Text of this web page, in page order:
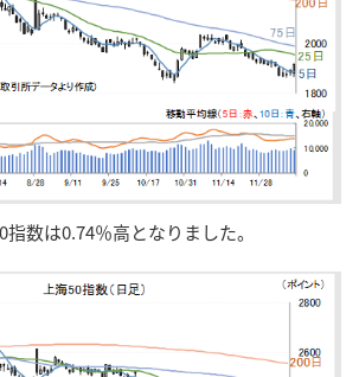
数は0.74％高となりました。